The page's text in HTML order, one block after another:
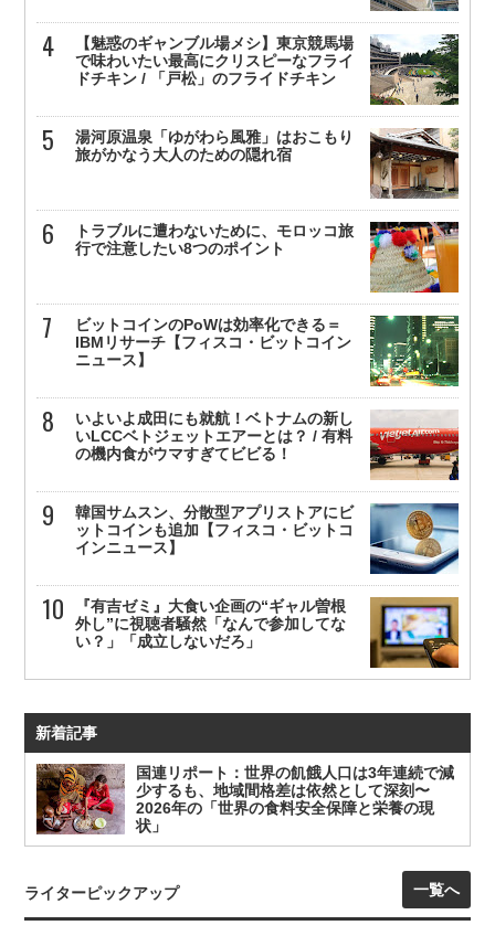
【魅惑のギャンブル場メシ】東京競馬場
で味わいたい最高にクリスピーなフライ
ドチキン / 「戸松」のフライドチキン
湯河原温泉「ゆがわら風雅」はおこもり
旅がかなう大人のための隠れ宿
トラブルに遭わないために、モロッコ旅
行で注意したい8つのポイント
ビットコインのPoWは効率化できる＝
IBMリサーチ【フィスコ・ビットコイン
ニュース】
いよいよ成田にも就航！ベトナムの新し
いLCCベトジェットエアーとは？ / 有料
の機内食がウマすぎてビビる！
韓国サムスン、分散型アプリストアにビ
ットコインも追加【フィスコ・ビットコ
インニュース】
『有吉ゼミ』大食い企画の“ギャル曽根
外し”に視聴者騒然「なんで参加してな
い？」「成立しないだろ」
新着記事
国連リポート：世界の飢餓人口は3年連続で減
少するも、地域間格差は依然として深刻〜
2026年の「世界の食料安全保障と栄養の現
状」
ライターピックアップ 一覧へ